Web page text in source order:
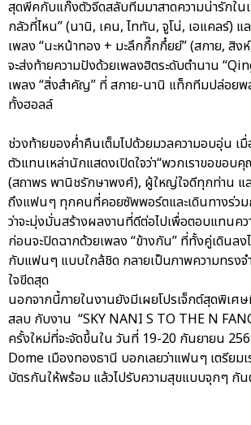
สุดพีคกับแก๊งตัวจี๊ดสลับทีมมาสาดความน่ารักใน
กลัวที่ไหน” (นานิ, เคน, ไททัน, จูโน่, เอแคลร์) แล
เพลง “นะหน้าทอง + มะลึกกึ๊กกึ๋ยย์” (สกาย, สิง
จะส่งท้ายความปังด้วยเพลงฮิตระดับตำนาน
เพลง “สิ่งสำคัญ” ที่ สกาย-นานิ แท็กทีมปล่อยพ
ทั้งฮอลล์
ช่วงท้ายของค่ำคืนเต็มไปด้วยมวลความอบอุ่น เ
ตัวแทนเหล่านักแสดงเปิดใจว่า“พวกเราขอขอ
(สถาพร พานิชรักษาพงศ์), ผู้ใหญ่ใจดีทุกท่าน แ
ถึงแฟนๆ ทุกคนที่คอยซัพพอร์ตและเดินทางร่
ว่าจะมุ่งมั่นสร้างผลงานที่ดีต่อไปเพื่อตอบแทนค
ก่อนจะปิดฉากด้วยเพลง “ข้างกัน” ที่ทั้งคู่เดินลง
กับแฟนๆ แบบใกล้ชิด กลายเป็นภาพความทรงจ
ใจขีดสุด
นอกจากนี้ภายในงานยังมีเผยโปรเจ็กต์สุดพิเศ
สลบ กับงาน “SKY NANI S TO THE N
ครั้งใหม่ที่จะจัดขึ้นใน วันที่ 19-20 กันยายน
Dome เมืองทองธานี บอกเลยว่าแฟนๆ เตรียม
บัตรกันให้พร้อม แล้วไปรับความสุขแบบจุกๆ กัน